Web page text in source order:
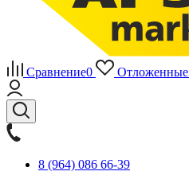
Сравнение0 Отложенные
8 (964) 086 66-39